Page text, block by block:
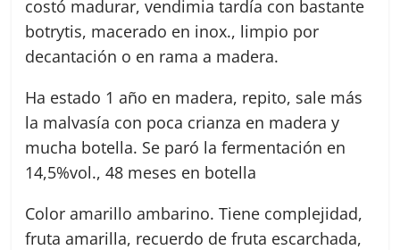
costó madurar, vendimia tardía con bastante
botrytis, macerado en inox., limpio por
decantación o en rama a madera.
Ha estado 1 año en madera, repito, sale más
la malvasía con poca crianza en madera y
mucha botella. Se paró la fermentación en
14,5%vol., 48 meses en botella
Color amarillo ambarino. Tiene complejidad,
fruta amarilla, recuerdo de fruta escarchada,